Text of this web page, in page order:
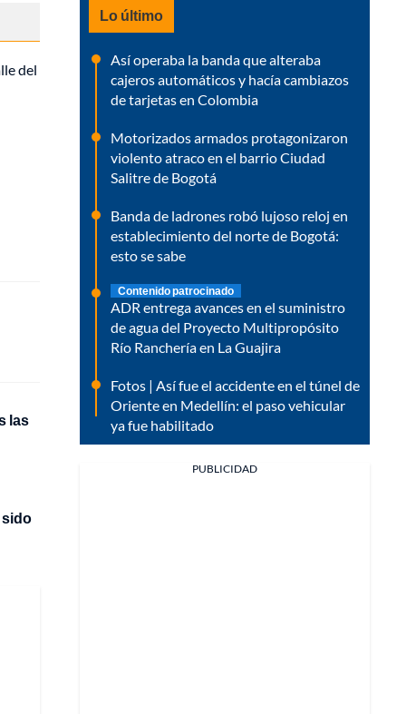
del
las
sido
Lo último
Así operaba la banda que alteraba
cajeros automáticos y hacía cambiazos
de tarjetas en Colombia
Motorizados armados protagonizaron
violento atraco en el barrio Ciudad
Salitre de Bogotá
Banda de ladrones robó lujoso reloj en
establecimiento del norte de Bogotá:
esto se sabe
Contenido patrocinado
ADR entrega avances en el suministro
de agua del Proyecto Multipropósito
Río Ranchería en La Guajira
Fotos | Así fue el accidente en el túnel de
Oriente en Medellín: el paso vehicular
ya fue habilitado
PUBLICIDAD